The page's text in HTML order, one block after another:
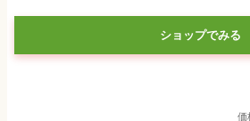
ショップでみる
価